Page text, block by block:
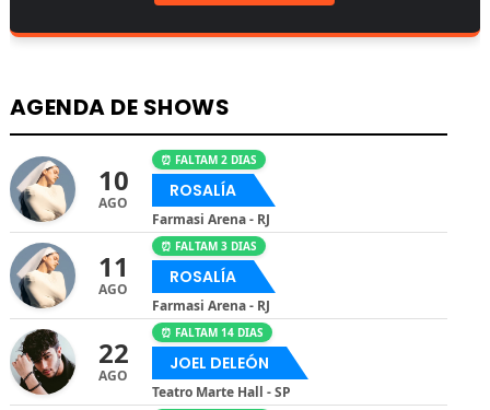
AGENDA DE SHOWS
10
AGO
⏰ FALTAM 2 DIAS
ROSALÍA
Farmasi Arena - RJ
11
AGO
⏰ FALTAM 3 DIAS
ROSALÍA
Farmasi Arena - RJ
22
AGO
⏰ FALTAM 14 DIAS
JOEL DELEÓN
Teatro Marte Hall - SP